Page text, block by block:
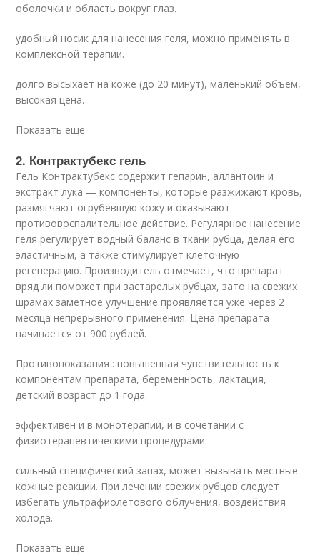
оболочки и область вокруг глаз.
удобный носик для нанесения геля, можно применять в
комплексной терапии.
долго высыхает на коже (до 20 минут), маленький объем,
высокая цена.
Показать еще
2. Контрактубекс гель
Гель Контрактубекс содержит гепарин, аллантоин и
экстракт лука — компоненты, которые разжижают кровь,
размягчают огрубевшую кожу и оказывают
противовоспалительное действие. Регулярное нанесение
геля регулирует водный баланс в ткани рубца, делая его
эластичным, а также стимулирует клеточную
регенерацию. Производитель отмечает, что препарат
вряд ли поможет при застарелых рубцах, зато на свежих
шрамах заметное улучшение проявляется уже через 2
месяца непрерывного применения. Цена препарата
начинается от 900 рублей.
Противопоказания : повышенная чувствительность к
компонентам препарата, беременность, лактация,
детский возраст до 1 года.
эффективен и в монотерапии, и в сочетании с
физиотерапевтическими процедурами.
сильный специфический запах, может вызывать местные
кожные реакции. При лечении свежих рубцов следует
избегать ультрафиолетового облучения, воздействия
холода.
Показать еще